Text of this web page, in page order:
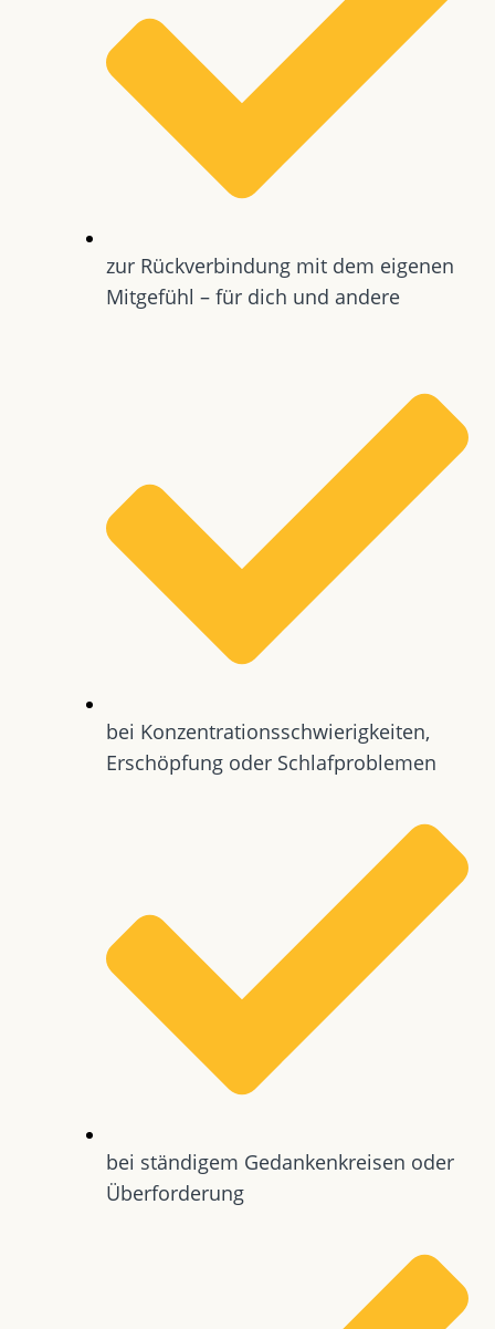
zur Rückverbindung mit dem eigenen
Mitgefühl – für dich und andere
bei Konzentrationsschwierigkeiten,
Erschöpfung oder Schlafproblemen
bei ständigem Gedankenkreisen oder
Überforderung